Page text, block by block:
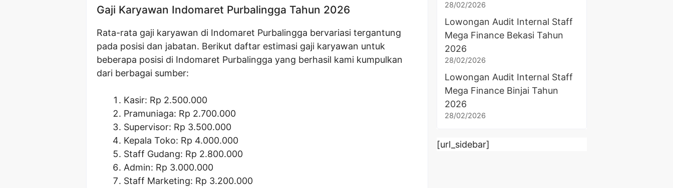
Gaji Karyawan Indomaret Purbalingga Tahun 2026
Rata-rata gaji karyawan di Indomaret Purbalingga bervariasi tergantung
pada posisi dan jabatan. Berikut daftar estimasi gaji karyawan untuk
beberapa posisi di Indomaret Purbalingga yang berhasil kami kumpulkan
dari berbagai sumber:
Kasir: Rp 2.500.000
Pramuniaga: Rp 2.700.000
Supervisor: Rp 3.500.000
Kepala Toko: Rp 4.000.000
Staff Gudang: Rp 2.800.000
Admin: Rp 3.000.000
Staff Marketing: Rp 3.200.000
28/02/2026
Lowongan Audit Internal Staff
Mega Finance Bekasi Tahun
2026
28/02/2026
Lowongan Audit Internal Staff
Mega Finance Binjai Tahun
2026
28/02/2026
[url_sidebar]